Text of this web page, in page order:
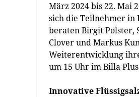
März 2024 bis 22. Mai
sich die Teilnehmer in
beraten Birgit Polster,
Clover und Markus
Weiterentwicklung
um 15 Uhr im Billa
Innovative